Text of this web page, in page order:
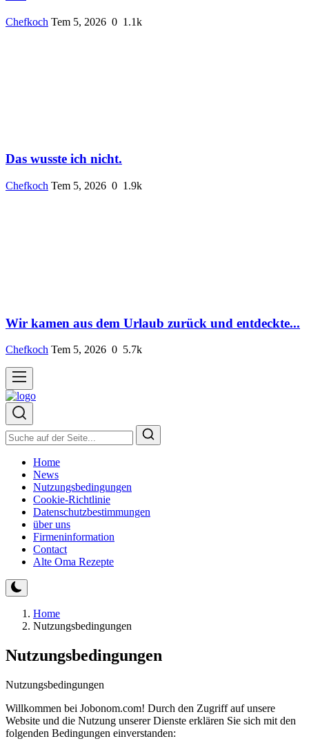
Chefkoch Tem 5, 2026 0 1.1k
Das wusste ich nicht.
Chefkoch Tem 5, 2026 0 1.9k
Wir kamen aus dem Urlaub zurück und entdeckte...
Chefkoch Tem 5, 2026 0 5.7k
Home
News
Nutzungsbedingungen
Cookie-Richtlinie
Datenschutzbestimmungen
über uns
Firmeninformation
Contact
Alte Oma Rezepte
Home
Nutzungsbedingungen
Nutzungsbedingungen
Nutzungsbedingungen
Willkommen bei Jobonom.com! Durch den Zugriff auf unsere
Website und die Nutzung unserer Dienste erklären Sie sich mit den
folgenden Bedingungen einverstanden: